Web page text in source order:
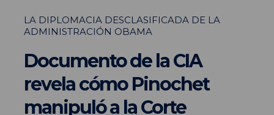
LA DIPLOMACIA DESCLASIFICADA DE LA
ADMINISTRACIÓN OBAMA
Documento de la CIA
revela cómo Pinochet
manipuló a la Corte